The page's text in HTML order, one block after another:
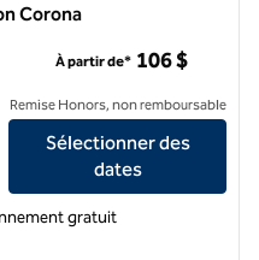
Corona
Inn & Suites by Hilton Corona
À partir de* 106 $
Remise Honors, non remboursable
Sélectionner des
dates
gratuit